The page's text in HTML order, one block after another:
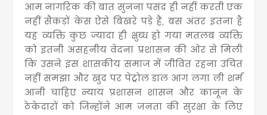
आम नागरिक की बात सुनना पसंद ही नहीं करती एक
नहीं सैकड़ों केस ऐसे बिखरे पड़े हैं, बस अंतर इतना है
यह व्यक्ति कुछ ज्यादा ही क्षुब्ध हो गया मतलब व्यक्ति
को इतनी असहनीय वेदना प्रशासन की ओर से मिली
कि उसने इस शासकीय समाज में जीवित रहना उचित
नहीं समझा और खुद पर पेट्रोल डाल आग लगा ली शर्म
आनी चाहिए न्याय प्रशासन शासन और कानून के
ठेकेदारों को जिन्होंने आम जनता की सुरक्षा के लिए